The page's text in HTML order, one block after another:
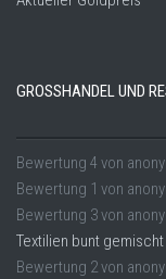
GROSSHANDEL UND
Bewertung 4 von
Bewertung 1 von
Bewertung 3von
Textilien bunt gemischt
Bewertung 2von